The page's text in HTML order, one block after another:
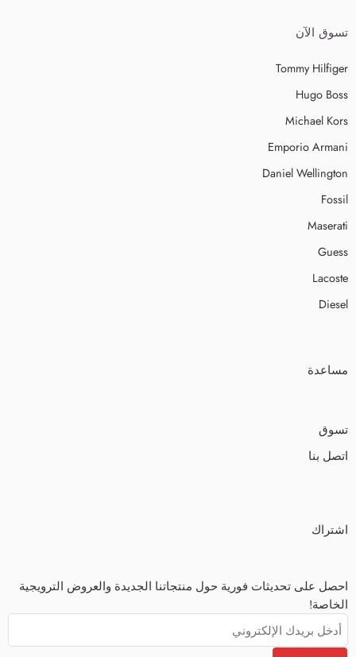
تسوق الآن
Tommy Hilfiger
Hugo Boss
Michael Kors
Emporio Armani
Daniel Wellington
Fossil
Maserati
Guess
Lacoste
Diesel
مساعدة
تسوق
اتصل بنا
اشتراك
احصل على تحديثات فورية حول منتجاتنا الجديدة والعروض الترويجية
الخاصة!